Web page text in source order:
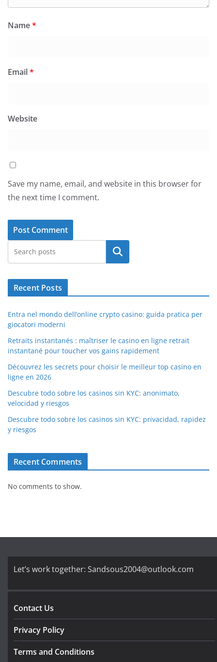
Name*
Email*
Website
Save my name, email, and website in this browser for
the next time I comment.
Search
Recent Posts
Entra nel mondo dell’online crypto casino: guida pratica per
giocatori moderni
Retraits instantanés : maîtriser le casino en ligne retrait
instantané pour toucher vos gains rapidement
Découvrez les secrets pour choisir le meilleur top casino en
ligne en 2026
Descubre todo sobre los casinos sin KYC: anonimato,
velocidad y riesgos
Descubre todo sobre los casinos sin KYC: privacidad, rapidez
y riesgos
Recent Comments
No comments to show.
Let’s work together: Sandsous2004@outlook.com
Contact Us
Privacy Policy
Terms and Conditions